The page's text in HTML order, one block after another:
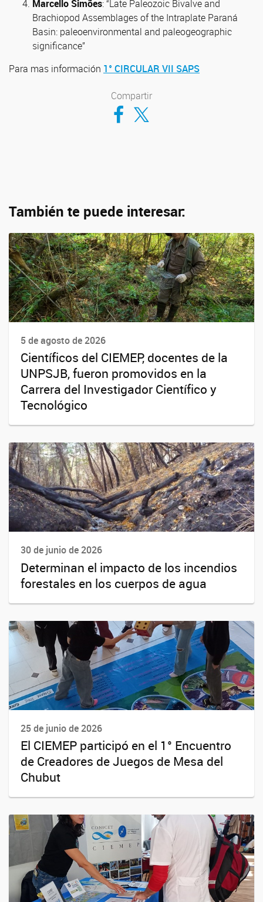
Marcello Simões: “Late Paleozoic Bivalve and
Brachiopod Assemblages of the Intraplate Paraná
Basin: paleoenvironmental and paleogeographic
significance”
Para mas información 1° CIRCULAR VII SAPS
Compartir
Compartir en Facebook
Compartir en Twitter
También te puede interesar:
5 de agosto de 2026
Científicos del CIEMEP, docentes de la
UNPSJB, fueron promovidos en la
Carrera del Investigador Científico y
Tecnológico
30 de junio de 2026
Determinan el impacto de los incendios
forestales en los cuerpos de agua
25 de junio de 2026
El CIEMEP participó en el 1° Encuentro
de Creadores de Juegos de Mesa del
Chubut